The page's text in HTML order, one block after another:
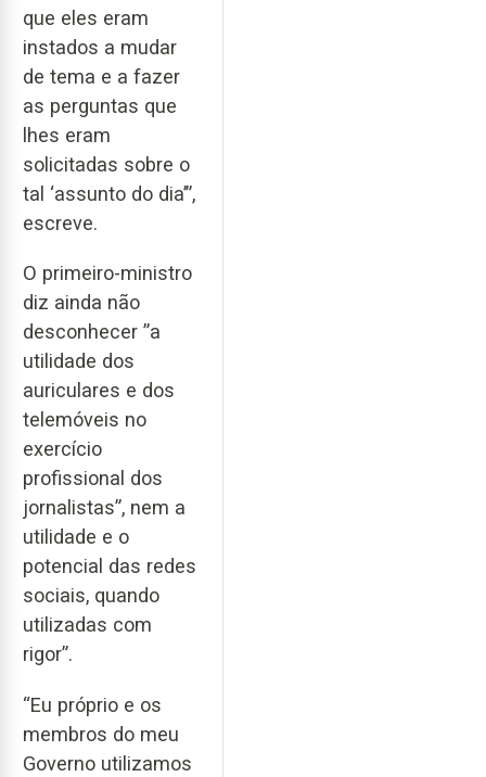
que eles eram
instados a mudar
de tema e a fazer
as perguntas que
lhes eram
solicitadas sobre o
tal ‘assunto do dia’”,
escreve.
O primeiro-ministro
diz ainda não
desconhecer ”a
utilidade dos
auriculares e dos
telemóveis no
exercício
profissional dos
jornalistas”, nem a
utilidade e o
potencial das redes
sociais, quando
utilizadas com
rigor”.
“Eu próprio e os
membros do meu
Governo utilizamos